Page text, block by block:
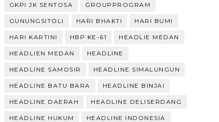
GKPI JK SENTOSA GROUPPROGRAM
GUNUNGSITOLI HARI BHAKTI HARI BUMI
HARI KARTINI HBP KE-61 HEADLIE MEDAN
HEADLIEN MEDAN HEADLINE
HEADLINE SAMOSIR HEADLINE SIMALUNGUN
HEADLINE BATU BARA HEADLINE BINJAI
HEADLINE DAERAH HEADLINE DELISERDANG
HEADLINE HUKUM HEADLINE INDONESIA